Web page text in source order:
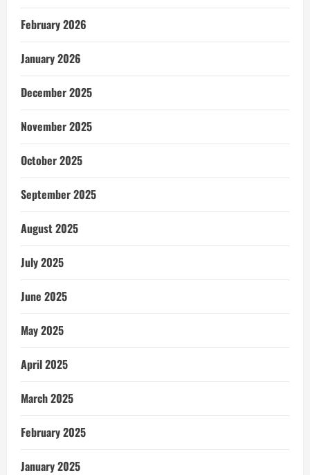
February 2026
January 2026
December 2025
November 2025
October 2025
September 2025
August 2025
July 2025
June 2025
May 2025
April 2025
March 2025
February 2025
January 2025